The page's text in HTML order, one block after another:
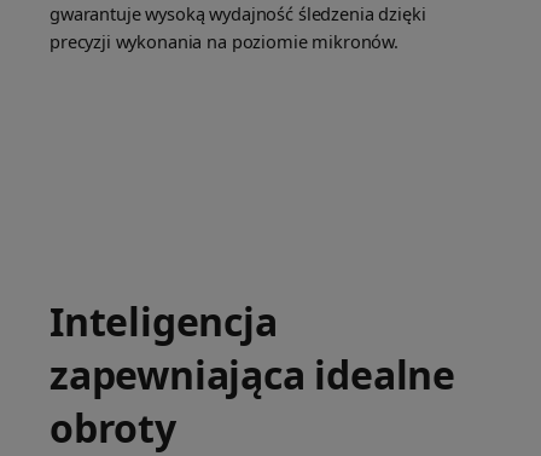
gwarantuje wysoką wydajność śledzenia dzięki
precyzji wykonania na poziomie mikronów.
Inteligencja
zapewniająca idealne
obroty